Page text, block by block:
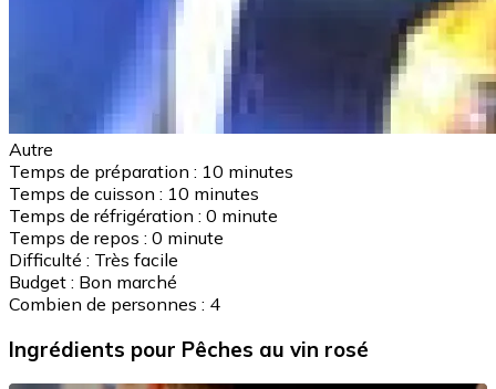
Autre
Temps de préparation : 10 minutes
Temps de cuisson : 10 minutes
Temps de réfrigération : 0 minute
Temps de repos : 0 minute
Difficulté : Très facile
Budget : Bon marché
Combien de personnes : 4
Ingrédients pour Pêches au vin rosé